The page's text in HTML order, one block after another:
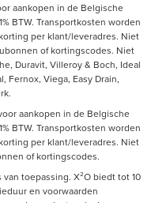
aankopen in de Belgische
BTW. Transportkosten worden
per klant/leveradres. Niet
of kortingscodes. Niet
Duravit, Villeroy & Boch, Ideal
Fernox, Viega, Easy Drain,
aankopen in de Belgische
BTW. Transportkosten worden
per klant/leveradres. Niet
of kortingscodes.
toepassing. X²O biedt tot 10
en voorwaarden